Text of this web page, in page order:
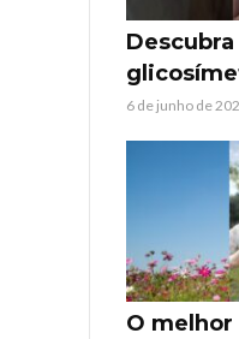
6 de junho de
O melhor